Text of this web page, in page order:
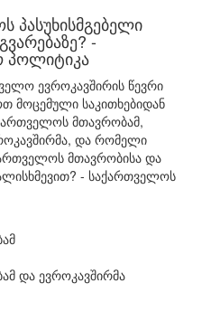
პასუხისმგებელი
-
პოლიტიკა
ევროკავშირის წევრი
მოცემული საკითხებიდან
მთავრობამ,
და რომელი
მთავრობისა და
- საქართველოს
და ევროკავშირმა